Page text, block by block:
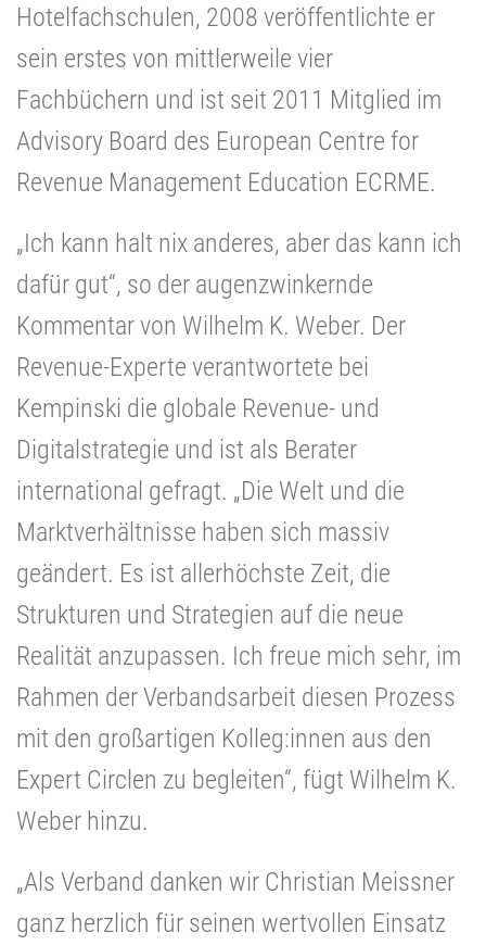
Hotelfachschulen, 2008 veröffentlichte er
sein erstes von mittlerweile vier
Fachbüchern und ist seit 2011 Mitglied im
Advisory Board des European Centre for
Revenue Management Education ECRME.
„Ich kann halt nix anderes, aber das kann ich
dafür gut“, so der augenzwinkernde
Kommentar von Wilhelm K. Weber. Der
Revenue-Experte verantwortete bei
Kempinski die globale Revenue- und
Digitalstrategie und ist als Berater
international gefragt. „Die Welt und die
Marktverhältnisse haben sich massiv
geändert. Es ist allerhöchste Zeit, die
Strukturen und Strategien auf die neue
Realität anzupassen. Ich freue mich sehr, im
Rahmen der Verbandsarbeit diesen Prozess
mit den großartigen Kolleg:innen aus den
Expert Circlen zu begleiten“, fügt Wilhelm K.
Weber hinzu.
„Als Verband danken wir Christian Meissner
ganz herzlich für seinen wertvollen Einsatz